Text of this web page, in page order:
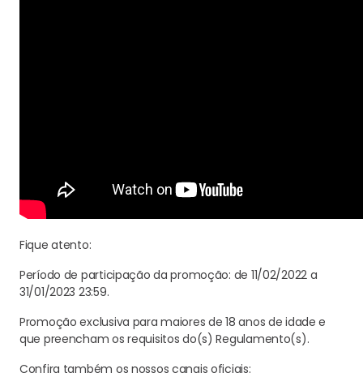
Fique atento:
Período de participação da promoção: de 11/02/2022 a
31/01/2023 23:59.
Promoção exclusiva para maiores de 18 anos de idade e
que preencham os requisitos do(s) Regulamento(s).
Confira também os nossos canais oficiais: